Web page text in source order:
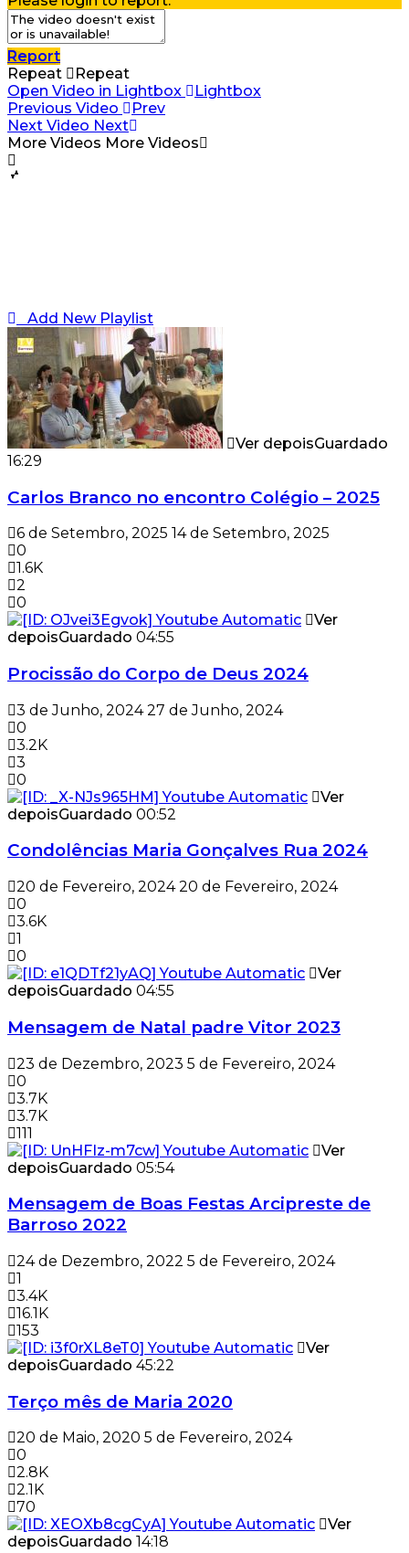
Report
Repeat
Repeat
Open Video in Lightbox
Lightbox
Previous Video
Prev
Next Video Next
More Videos More Videos
Add New Playlist
Ver depoisGuardado
16:29
Carlos Branco no encontro Colégio – 2025
6 de Setembro, 2025 14 de Setembro, 2025
0
1.6K
2
0
Ver
depoisGuardado 04:55
Procissão do Corpo de Deus 2024
3 de Junho, 2024 27 de Junho, 2024
0
3.2K
3
0
Ver
depoisGuardado 00:52
Condolências Maria Gonçalves Rua 2024
20 de Fevereiro, 2024 20 de Fevereiro, 2024
0
3.6K
1
0
Ver
depoisGuardado 04:55
Mensagem de Natal padre Vitor 2023
23 de Dezembro, 2023 5 de Fevereiro, 2024
0
3.7K
3.7K
111
Ver
depoisGuardado 05:54
Mensagem de Boas Festas Arcipreste de
Barroso 2022
24 de Dezembro, 2022 5 de Fevereiro, 2024
1
3.4K
16.1K
153
Ver
depoisGuardado 45:22
Terço mês de Maria 2020
20 de Maio, 2020 5 de Fevereiro, 2024
0
2.8K
2.1K
70
Ver
depoisGuardado 14:18